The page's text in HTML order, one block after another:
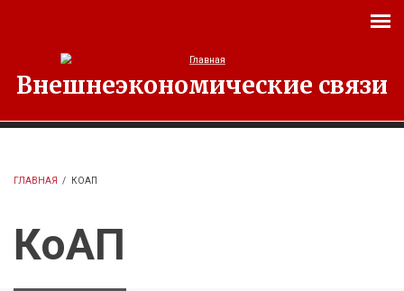
Внешнеэкономические связи
ГЛАВНАЯ / КОАП
КоАП